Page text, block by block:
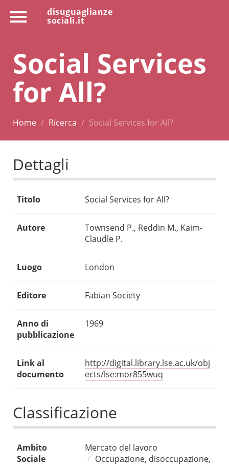
disuguaglianze
sociali.it
Social Services
for All?
Home Ricerca Social Services for All?
Dettagli
Titolo Social Services for All?
Autore
Townsend P., Reddin M., Kaim-
Claudle P.
Luogo London
Editore Fabian Society
Anno di
pubblicazione
1969
Link al
documento
http://digital.library.lse.ac.uk/obj
ects/lse:mor855wuq
Classificazione
Ambito
Sociale
Mercato del lavoro
Occupazione, disoccupazione,